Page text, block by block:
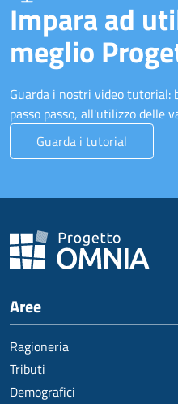
Impara ad
meglio
Guarda i nostri video tutorial:
passo passo, all'utilizzo delle
Guarda i tutorial
Aree
Ragioneria
Tributi
Demografici